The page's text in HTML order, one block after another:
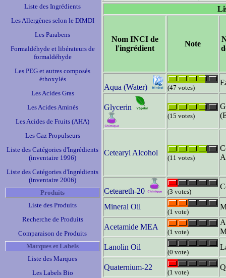
Liste des Ingrédients
Les Allergènes selon le DIMDI
Les Parabens
Formaldéhyde et libérateurs de
formaldéhyde
Les PEG et autres composés
éthoxylés
Les Acides Gras
Les Acides Aminés
Les Acides de Fruits (AHA)
Les Gaz Propulseurs
Liste des Catégories d'Ingrédients
(inventaire 1996)
Liste des Catégories d'Ingrédients
(inventaire 2006)
Produits
Liste des Produits
Recherche de Produits
Comparaison de Produits
Marques et Labels
Liste des Marques
Les Labels Bio
Nom INCI de
l'ingrédient
Note
Aqua (Water) (47 votes)
Glycerin
(15 votes)
Cetearyl Alcohol
(11 votes)
Ceteareth-20 (3 votes)
Mineral Oil
(1 vote)
Acetamide MEA
(1 vote)
Lanolin Oil
(0 vote)
Quaternium-22
(1 vote)